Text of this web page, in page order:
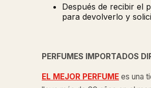
Después de recibir el
para devolverlo y
PERFUMES IMPORTADOS
EL MEJOR PERFUME es una